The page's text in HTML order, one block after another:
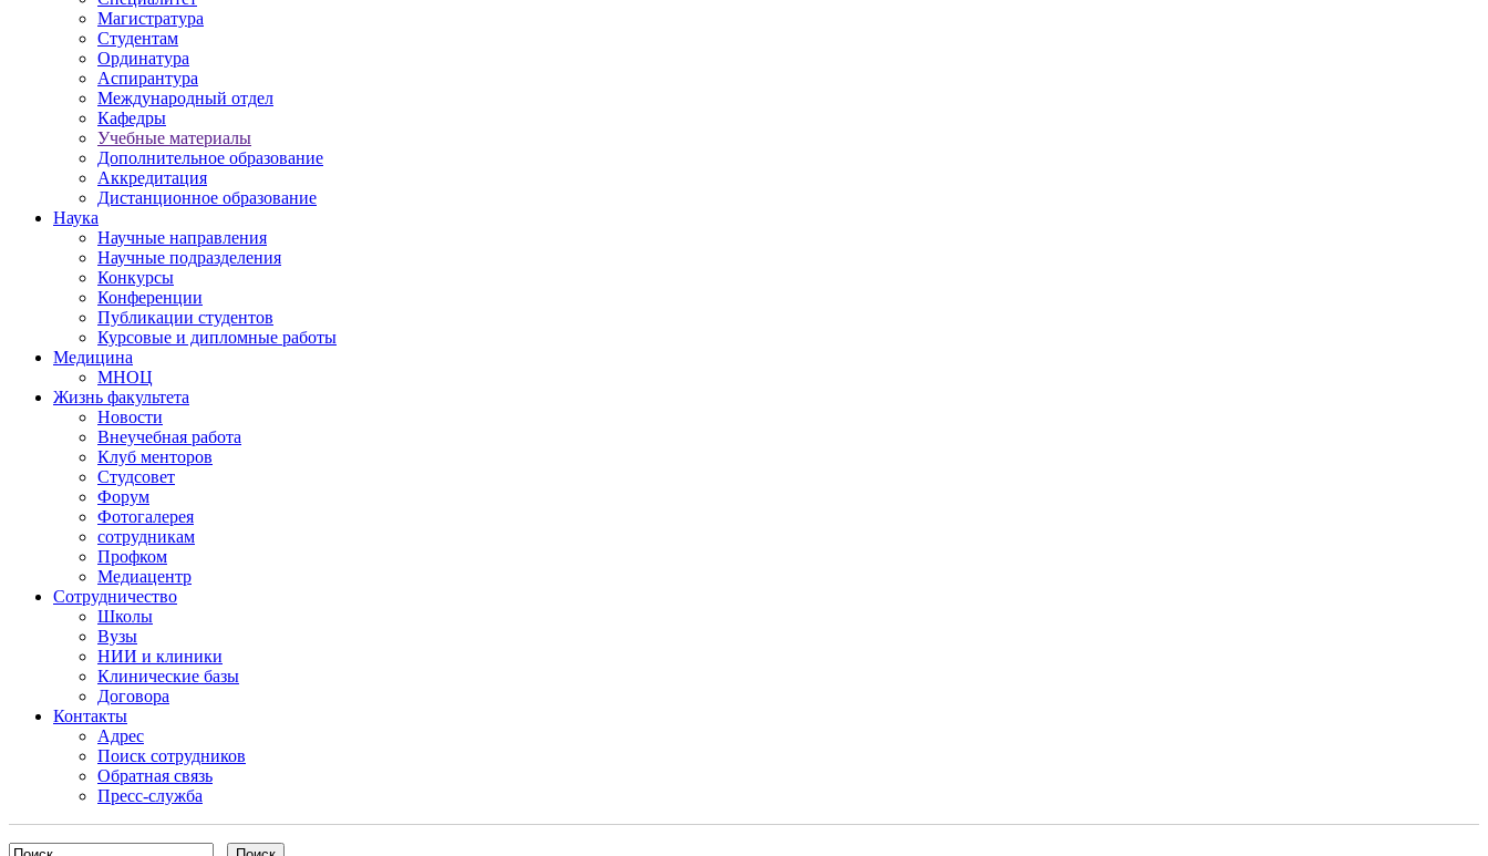
Магистратура
Студентам
Ординатура
Аспирантура
Международный отдел
Кафедры
Учебные материалы
Дополнительное образование
Аккредитация
Дистанционное образование
Наука
Научные направления
Научные подразделения
Конкурсы
Конференции
Публикации студентов
Курсовые и дипломные работы
Медицина
МНОЦ
Жизнь факультета
Новости
Внеучебная работа
Клуб менторов
Студсовет
Форум
Фотогалерея
сотрудникам
Профком
Медиацентр
Сотрудничество
Школы
Вузы
НИИ и клиники
Клинические базы
Договора
Контакты
Адрес
Поиск сотрудников
Обратная связь
Пресс-служба